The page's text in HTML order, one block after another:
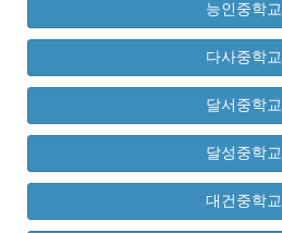
능인중학교
다사중학교
달서중학교
달성중학교
대건중학교